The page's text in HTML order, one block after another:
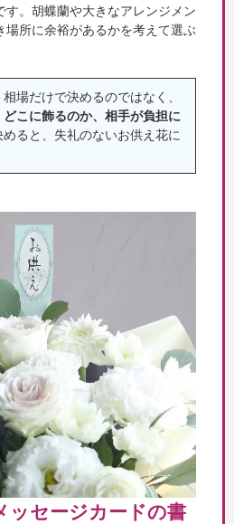
す。胡蝶蘭や大きなアレンジメン
場所に余裕があるかを考えて選ぶ
場だけで決めるのではなく、
こに飾るのか、相手が負担に
ると、失礼のないお供え花に
ッセージカードの書